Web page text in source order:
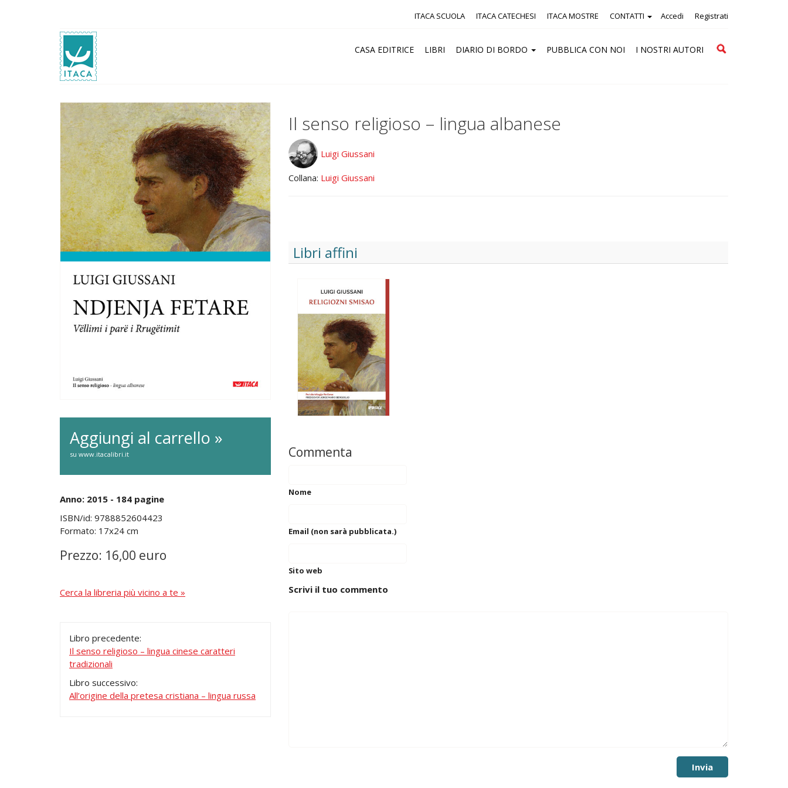
Accedi Registrati
ITACA SCUOLA ITACA CATECHESI ITACA MOSTRE CONTATTI
CASA EDITRICE LIBRI DIARIO DI BORDO PUBBLICA CON NOI I NOSTRI AUTORI
Cerca
Aggiungi al carrello »
su www.itacalibri.it
Anno: 2015 - 184 pagine
ISBN/id: 9788852604423
Formato: 17x24 cm
Prezzo: 16,00 euro
Cerca la libreria più vicino a te »
Libro precedente:
Il senso religioso – lingua cinese caratteri
tradizionali
Libro successivo:
All’origine della pretesa cristiana – lingua russa
Il senso religioso – lingua albanese
Luigi Giussani
Collana: Luigi Giussani
Libri affini
Commenta
Nome
Email (non sarà pubblicata.)
Sito web
Scrivi il tuo commento